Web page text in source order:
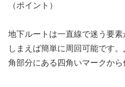
（ポイント）
地下ルートは一直線で迷う要
しまえば簡単に周回可能です
角部分にある四角いマークから